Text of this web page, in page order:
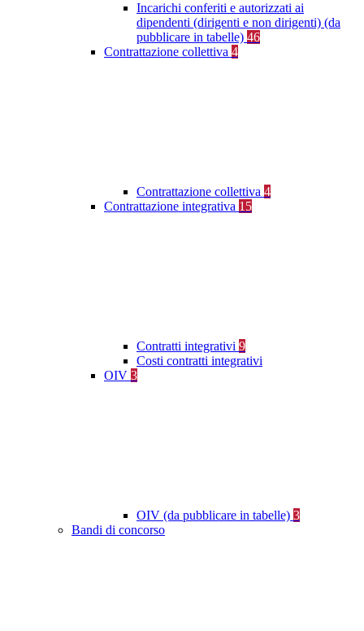
Incarichi conferiti e autorizzati ai
dipendenti (dirigenti e non dirigenti) (da
pubblicare in tabelle) 46
Contrattazione collettiva 4
Contrattazione collettiva 4
Contrattazione integrativa 15
Contratti integrativi 9
Costi contratti integrativi
OIV 3
OIV (da pubblicare in tabelle) 3
Bandi di concorso